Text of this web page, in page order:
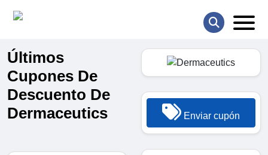
Últimos
Cupones De
Descuento De
Dermaceutics
Enviar cupón